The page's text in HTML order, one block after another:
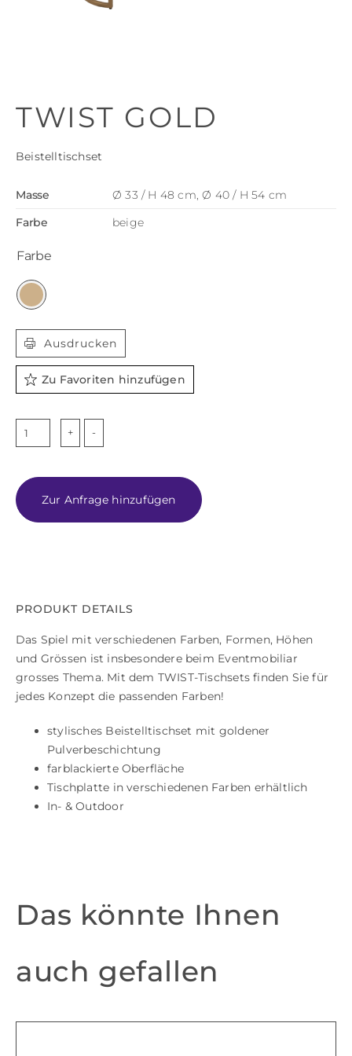
TWIST GOLD
Beistelltischset
Masse
Ø 33 / H 48 cm, Ø 40 / H 54 cm
Farbe
beige
Farbe
Ausdrucken
Zu Favoriten hinzufügen
TWIST
Menge
Zur Anfrage hinzufügen
PRODUKT DETAILS
Das Spiel mit verschiedenen Farben, Formen, Höhen
und Grössen ist insbesondere beim Eventmobiliar
grosses Thema. Mit dem TWIST-Tischsets finden Sie für
jedes Konzept die passenden Farben!
stylisches Beistelltischset mit goldener
Pulverbeschichtung
farblackierte Oberfläche
Tischplatte in verschiedenen Farben erhältlich
In- & Outdoor
Das könnte Ihnen
auch gefallen